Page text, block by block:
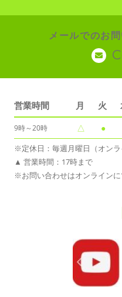
メールでのお
営業時間 月 火
9時～20時 △ ●
※定休日：毎週月曜日（オンラ
▲ 営業時間：17時まで
※お問い合わせはオンライン